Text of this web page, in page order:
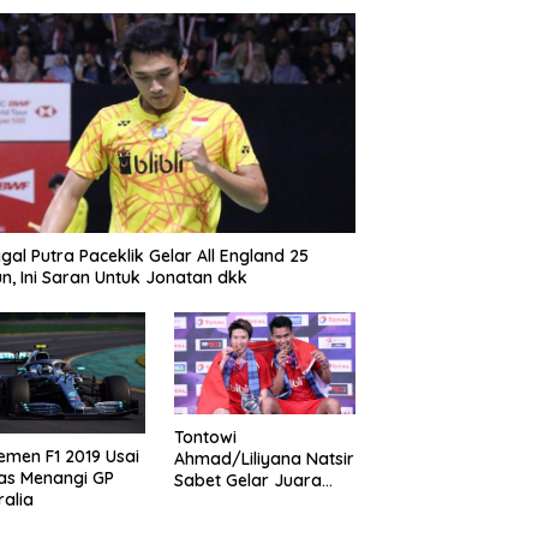
Putra Paceklik Gelar All England 25
Ini Saran Untuk Jonatan dkk
F1 2019 Usai
Menangi GP
Tontowi
Ahmad/Liliyana Natsir
Sabet Gelar Juara